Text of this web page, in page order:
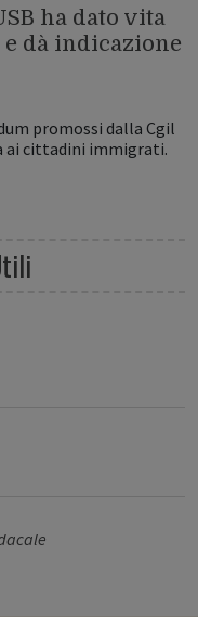
ha dato vita
dà indicazione
promossi dalla Cgil
ai cittadini immigrati.